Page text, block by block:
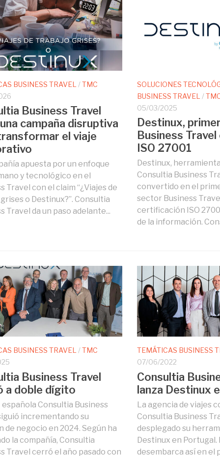
BUSINESS TRAVEL /TMC
Business Travel
campaña disruptiva
el viaje
apuesta por un enfoque
y tecnológico en el
Travel con el claim “¿Viajes de
o Destinux?”. Consultia
Travel da un paso adelante...
SOLUCIONES
BUSINESS TRAVEL /
05/03/2025
Destinux,
Business
ISO 27001
Destinux,
Consultia Business
convertido en el
sector Business
certificación ISO
de la información.
BUSINESS TRAVEL/TMC
Business Travel
a doble dígito
española Consultia Business
incrementando su
de negocio en 2024. Según ha
la compañía, Consultia
Travel cerró el año pasado con
TEMÁTICAS BUSINESS
07/06/2022
Consultia
lanza Destinux
La agencia de viajes
Consultia Business
desplegado su
Destinux en Portugal.
desembarca así en el